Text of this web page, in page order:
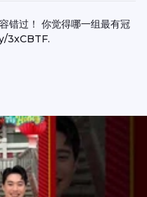
错过！ 你觉得哪一组最有冠
3xCBTF.